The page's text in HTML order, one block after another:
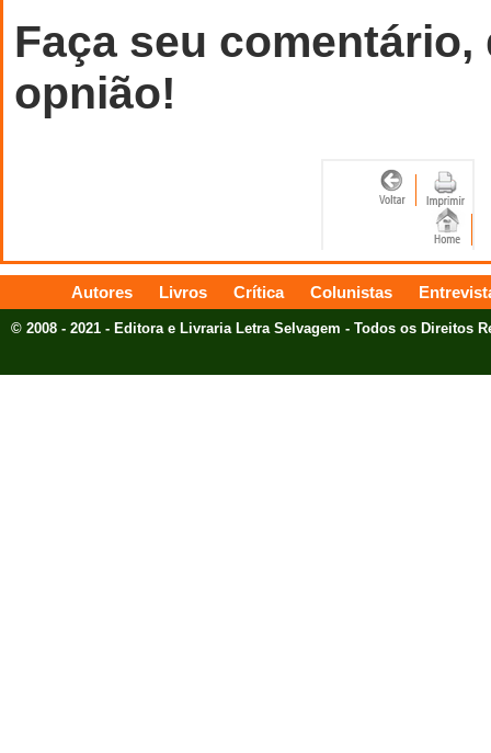
Faça seu comentário,
opnião!
Autores Livros Crítica Colunistas
© 2008 - 2021 - Editora e Livraria Letra Selvagem - Todos os Direitos